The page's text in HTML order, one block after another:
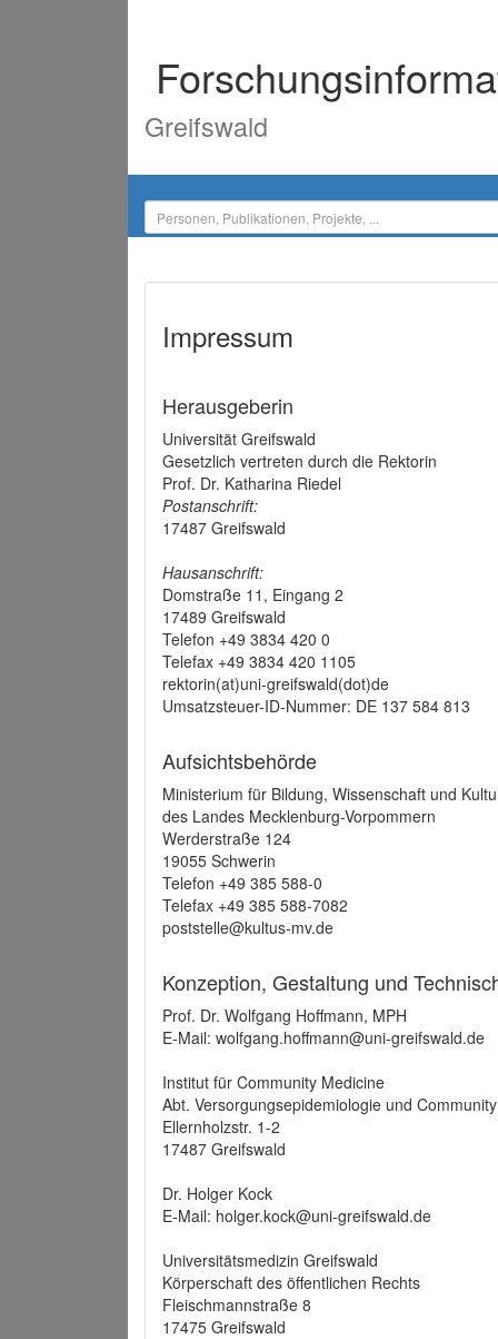
Greifswald
Impressum
Herausgeberin
Universität Greifswald
Gesetzlich vertreten durch die Rektorin
Prof. Dr. Katharina Riedel
Postanschrift:
17487 Greifswald
Hausanschrift:
Domstraße 11, Eingang 2
17489 Greifswald
Telefon +49 3834 420 0
Telefax +49 3834 420 1105
rektorin(at)uni-greifswald(dot)de
Umsatzsteuer-ID-Nummer: DE 137 584 813
Aufsichtsbehörde
Ministerium für Bildung, Wissenschaft und
des Landes Mecklenburg-Vorpommern
Werderstraße 124
19055 Schwerin
Telefon +49 385 588-0
Telefax +49 385 588-7082
poststelle@kultus-mv.de
Konzeption, Gestaltung und
Prof. Dr. Wolfgang Hoffmann, MPH
E-Mail: wolfgang.hoffmann@uni-greifswald.de
Institut für Community Medicine
Abt. Versorgungsepidemiologie und
Ellernholzstr. 1-2
17487 Greifswald
Dr. Holger Kock
E-Mail: holger.kock@uni-greifswald.de
Universitätsmedizin Greifswald
Körperschaft des öffentlichen Rechts
Fleischmannstraße 8
17475 Greifswald